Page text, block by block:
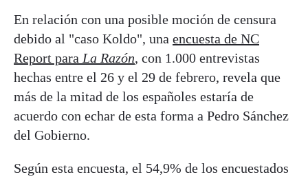
En relación con una posible moción de censura
debido al "caso Koldo", una encuesta de NC
Report para La Razón, con 1.000 entrevistas
hechas entre el 26 y el 29 de febrero, revela que
más de la mitad de los españoles estaría de
acuerdo con echar de esta forma a Pedro Sánchez
del Gobierno.
Según esta encuesta, el 54,9% de los encuestados